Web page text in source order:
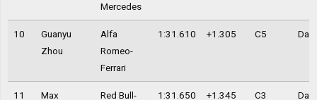
Mercedes
10
Guanyu
Zhou
Alfa
Romeo-
Ferrari
1:31.610 +1.305 C5 Day
11
Max
Red Bull-
1:31.650 +1.345 C3 Day